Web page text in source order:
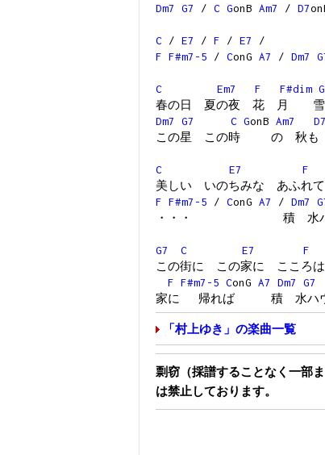
Dm7
G7 / C GonB Am7 / D7
C / E7 / F / E7
/
F F#m7-5 / ConG A7 / Dm7
C Em7 F F#dim G
春の日 夏の夜 花 月 雪
Dm7
G7 C GonB Am7 D7
この星 この時 の 秋も
C E7 F
美しい いのちみな あふれ
F F#m7-5 / ConG A7 / Dm7
・・・ 積 水ハ
G7 C E7 F
この街に この家に こころ
F F#m7-5 ConG A7 Dm7 G7
家に 帰れば 積 水ハ
「村上ゆき」の楽曲一覧
剽窃（採譜することなく一部
は禁止しております。